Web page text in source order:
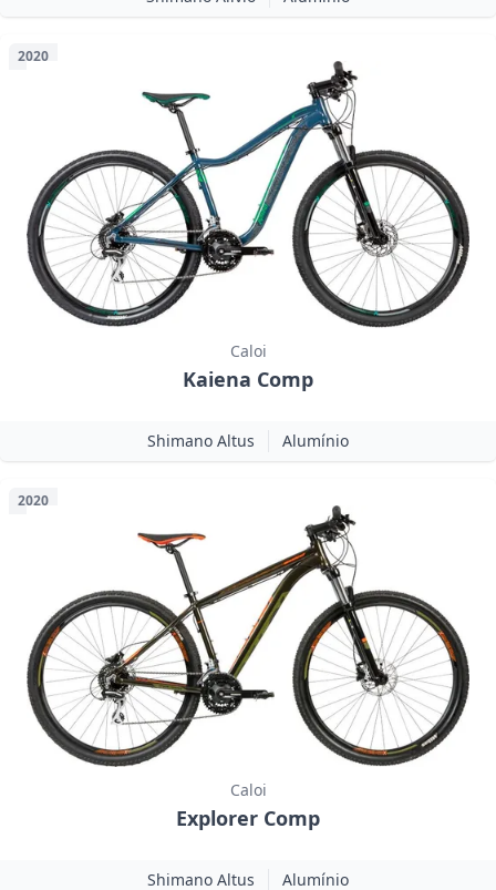
2020
Caloi
Kaiena Comp
Shimano Altus Alumínio
2020
Caloi
Explorer Comp
Shimano Altus Alumínio